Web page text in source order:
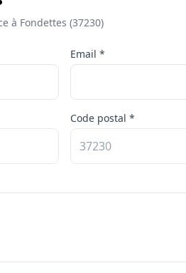
à Fondettes (37230)
Email *
Code postal *